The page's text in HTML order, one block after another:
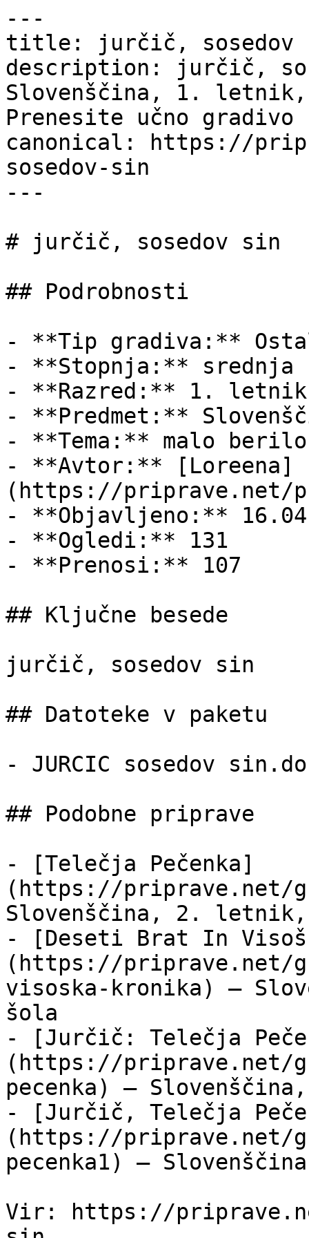
---
title: jurčič, sosedov
description: jurčič,
Slovenščina, 1.
Prenesite učno
canonical: https://
sosedov-sin
---
# jurčič, sosedov sin
## Podrobnosti
- **Tip gradiva:**
- **Stopnja:** srednja
- **Razred:** 1. letnik
- **Predmet:**
- **Tema:** malo berilo
- **Avtor:** [Loreena]
(https://priprave.net/
- **Objavljeno:**
- **Ogledi:** 131
- **Prenosi:** 107
## Ključne besede
jurčič, sosedov sin
## Datoteke v paketu
- JURCIC sosedov
## Podobne priprave
- [Telečja Pečenka]
(https://priprave.net/
Slovenščina, 2.
- [Deseti Brat In
(https://priprave.net/
visoska-kronika) —
šola
- [Jurčič: Telečja
(https://priprave.net/
pecenka) —
- [Jurčič, Telečja
(https://priprave.net/
pecenka1) —
Vir: https://